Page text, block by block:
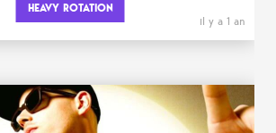
HEAVY ROTATION
il y a 1 an